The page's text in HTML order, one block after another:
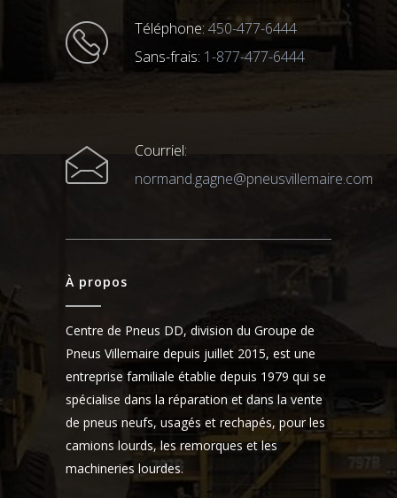
Téléphone: 450-477-6444
Sans-frais: 1-877-477-6444
Courriel:
normand.gagne@pneusvillemaire.com
À propos
Centre de Pneus DD, division du Groupe de
Pneus Villemaire depuis juillet 2015, est une
entreprise familiale établie depuis 1979 qui se
spécialise dans la réparation et dans la vente
de pneus neufs, usagés et rechapés, pour les
camions lourds, les remorques et les
machineries lourdes.